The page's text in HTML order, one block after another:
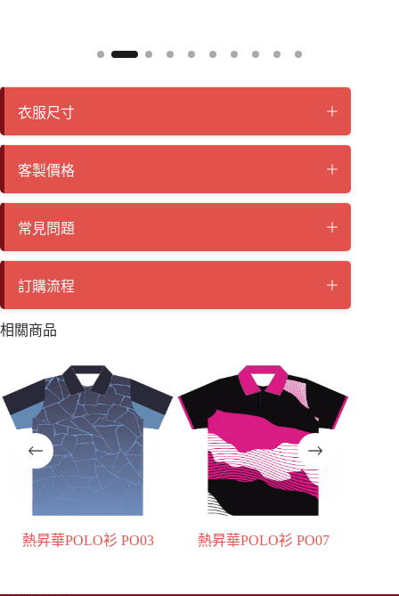
衣服尺寸
客製價格
常見問題
訂購流程
相關商品
熱昇華POLO衫 PO07
POLONE1 195克亞規短袖雙